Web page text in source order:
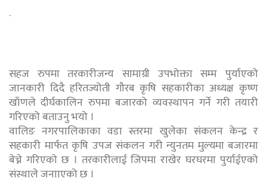
.
सहज रुपमा तरकारीजन्य सामाग्री उपभोक्ता सम्म पुर्याएको
जानकारी दिदै हरितज्योती गौरब कृषि सहकारीका अध्यक्ष कृष्ण
खाँणले दीर्घकालिन रुपमा बजारको व्यवस्थापन गर्ने गरी तयारी
गरिएको बताउनु भयो ।
वालिङ नगरपालिकाका वडा स्तरमा खुलेका संकलन केन्द्र र
सहकारी मार्फत कृषि उपज संकलन गरी न्युनतम मुल्यमा बजारमा
बेच्ने गरिएको छ । तरकारीलाई जिपमा राखेर घरघरमा पुर्याईएको
संस्थाले जनााएको छ ।